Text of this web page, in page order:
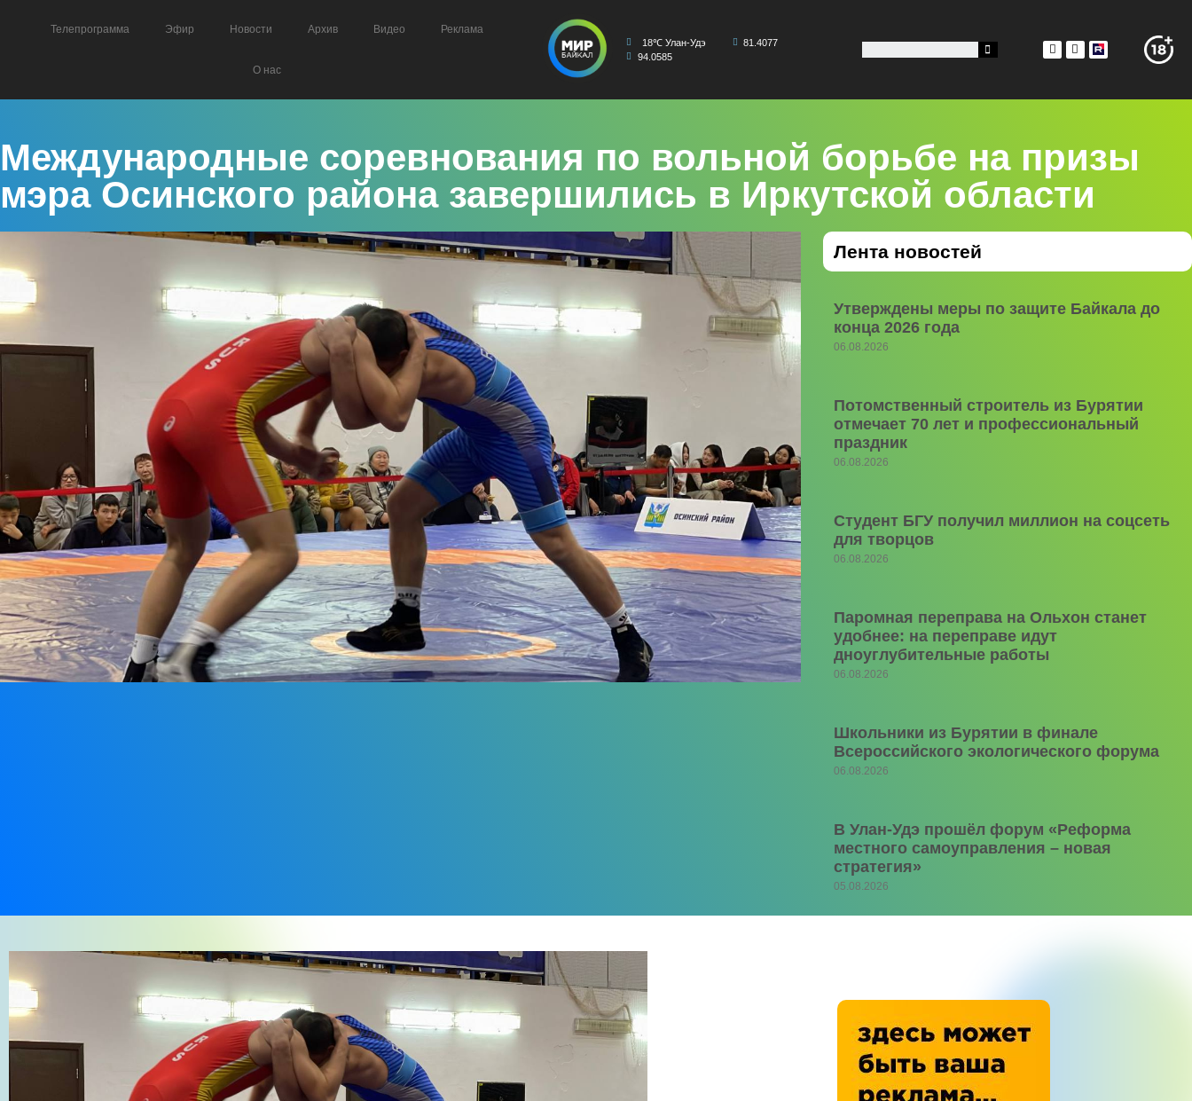
Телепрограмма Эфир Новости Архив Видео Реклама
О нас
18℃ Улан-Удэ
81.4077
94.0585
Международные соревнования по вольной борьбе на призы
мэра Осинского района завершились в Иркутской области
Лента новостей
Утверждены меры по защите Байкала до
конца 2026 года
06.08.2026
Потомственный строитель из Бурятии
отмечает 70 лет и профессиональный
праздник
06.08.2026
Студент БГУ получил миллион на соцсеть
для творцов
06.08.2026
Паромная переправа на Ольхон станет
удобнее: на переправе идут
дноуглубительные работы
06.08.2026
Школьники из Бурятии в финале
Всероссийского экологического форума
06.08.2026
В Улан-Удэ прошёл форум «Реформа
местного самоуправления – новая
стратегия»
05.08.2026